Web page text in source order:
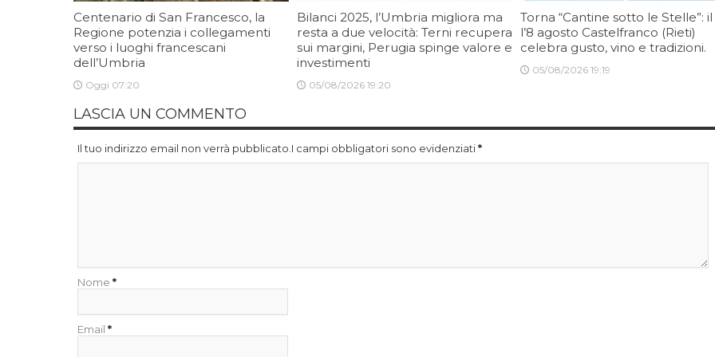
Centenario di San Francesco, la
Regione potenzia i collegamenti
verso i luoghi francescani
dell’Umbria
Oggi 07:20
Bilanci 2025, l’Umbria migliora ma
resta a due velocità: Terni recupera
sui margini, Perugia spinge valore e
investimenti
05/08/2026 19:20
Torna “Cantine sotto le Stelle”:
l’8 agosto Castelfranco (Rieti)
celebra gusto, vino e tradizioni.
05/08/2026 19:19
LASCIA UN COMMENTO
Il tuo indirizzo email non verrà pubblicato.I campi obbligatori sono evidenziati*
Nome *
Email *